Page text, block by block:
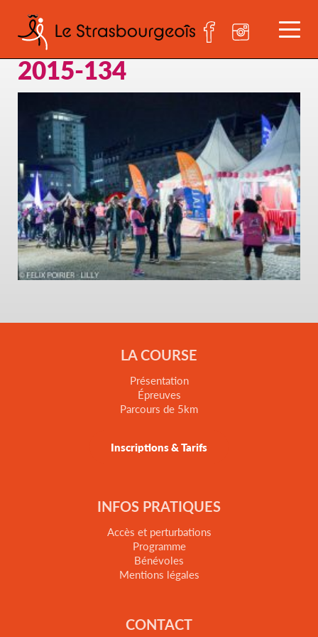
LILLY-FELIX-SBGEOISE-
2015-134
LA COURSE
Présentation
Épreuves
Parcours de 5km
Inscriptions & Tarifs
INFOS PRATIQUES
Accès et perturbations
Programme
Bénévoles
Mentions légales
CONTACT